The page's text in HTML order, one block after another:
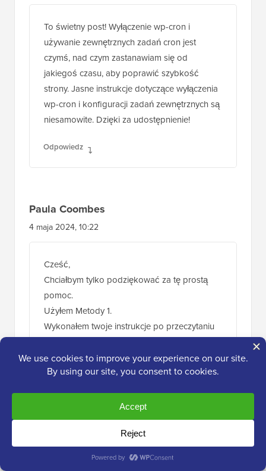
To świetny post! Wyłączenie wp-cron i
używanie zewnętrznych zadań cron jest
czymś, nad czym zastanawiam się od
jakiegoś czasu, aby poprawić szybkość
strony. Jasne instrukcje dotyczące wyłączenia
wp-cron i konfiguracji zadań zewnętrznych są
niesamowite. Dzięki za udostępnienie!
Odpowiedz
Paula Coombes
4 maja 2024, 10:22
Cześć,
Chciałbym tylko podziękować za tę prostą
pomoc.
Użyłem Metody 1.
Wykonałem twoje instrukcje po przeczytaniu
pierwszy w historii mój stan zdrowia WP nie
ma żadnych problemów!!
Jeszcze raz dziękuję.